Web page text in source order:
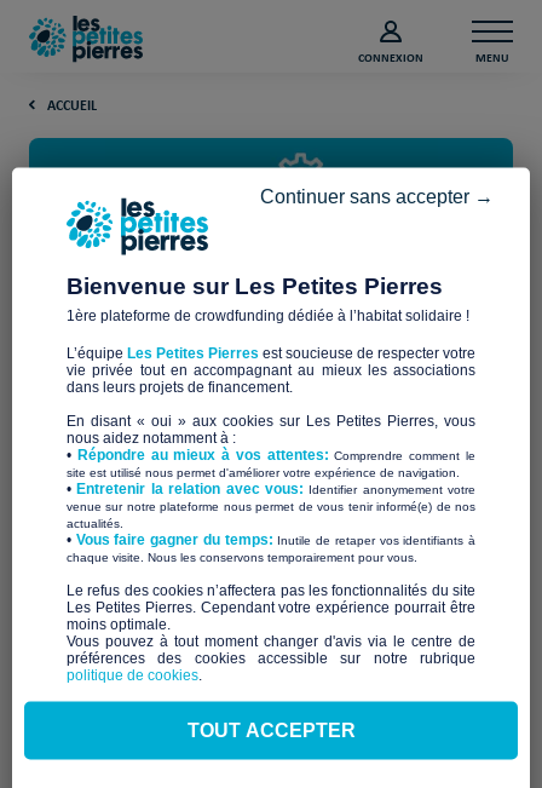
CONNEXION MENU
ACCUEIL
Notre fonctionnement
La première plateforme de
crowdfunding solidaire dédiée à
l'habitat
L’ambition de Les Petites Pierres est double : non seulement
soutenir les associations engagées dans la lutte contre le
mal-logementen mettant à profit la puissance du digital
Cela se concrétise par la maîtrise des compétences en
rédaction de projet et en communication digitale, renforçant
ainsi l’impact de leurs initiatives.
Bienvenue sur Les Petites Pierres
1ère plateforme de crowdfunding dédiée à l’habitat solidaire !
L’équipe Les Petites Pierres est soucieuse de respecter votre
vie privée tout en accompagnant au mieux les associations
dans leurs projets de financement.
En disant « oui » aux cookies sur Les Petites Pierres, vous
nous aidez notamment à :
• Répondre au mieux à vos attentes:Comprendre comment le
site est utilisé nous permet d'améliorer votre expérience de navigation.
•Entretenir la relation avec vous: Identifier anonymement votre
venue sur notre plateforme nous permet de vous tenir informé(e) de nos
actualités.
​• Vous faire gagner du temps: Inutile de retaper vos identifiants à
chaque visite. Nous les conservons temporairement pour vous.
​Le refus des cookies n’affectera pas les fonctionnalités du site
Les Petites Pierres. Cependant votre expérience pourrait être
moins optimale.​
Vous pouvez à tout moment changer d'avis via le centre de
préférences des cookies accessible sur notre rubrique
politique de cookies
Continuer sans accepter →
TOUT ACCEPTER